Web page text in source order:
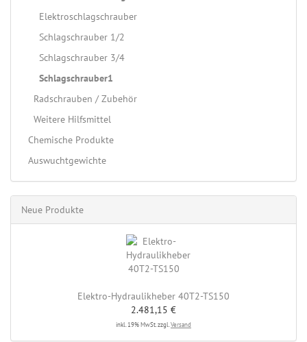
Elektroschlagschrauber
Schlagschrauber 1/2
Schlagschrauber 3/4
Schlagschrauber1
Radschrauben / Zubehör
Weitere Hilfsmittel
Chemische Produkte
Auswuchtgewichte
Neue Produkte
Elektro-Hydraulikheber 40T2-TS150
2.481,15 €
inkl. 19% MwSt. zzgl. Versand